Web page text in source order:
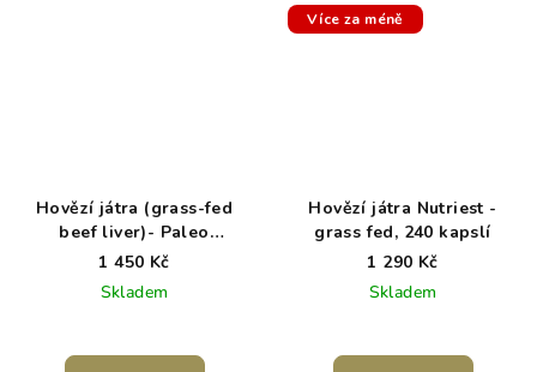
Hovězí játra (grass-fed
beef liver)- Paleo
Powders 180 kapslí
1 450 Kč
Skladem
Více za méně
Hovězí játra Nutriest -
grass fed, 240 kapslí
1 290 Kč
Skladem